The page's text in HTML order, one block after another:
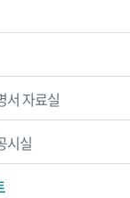
서 자료실
시실